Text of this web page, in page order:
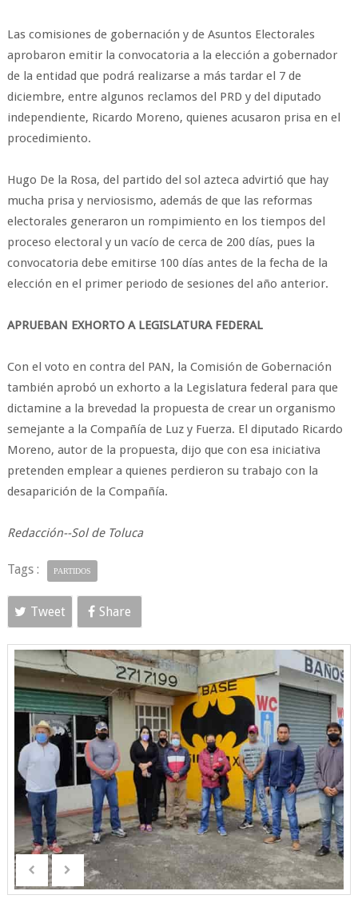
Las comisiones de gobernación y de Asuntos Electorales
aprobaron emitir la convocatoria a la elección a gobernador
de la entidad que podrá realizarse a más tardar el 7 de
diciembre, entre algunos reclamos del PRD y del diputado
independiente, Ricardo Moreno, quienes acusaron prisa en el
procedimiento.
Hugo De la Rosa, del partido del sol azteca advirtió que hay
mucha prisa y nerviosismo, además de que las reformas
electorales generaron un rompimiento en los tiempos del
proceso electoral y un vacío de cerca de 200 días, pues la
convocatoria debe emitirse 100 días antes de la fecha de la
elección en el primer periodo de sesiones del año anterior.
APRUEBAN EXHORTO A LEGISLATURA FEDERAL
Con el voto en contra del PAN, la Comisión de Gobernación
también aprobó un exhorto a la Legislatura federal para que
dictamine a la brevedad la propuesta de crear un organismo
semejante a la Compañía de Luz y Fuerza. El diputado Ricardo
Moreno, autor de la propuesta, dijo que con esa iniciativa
pretenden emplear a quienes perdieron su trabajo con la
desaparición de la Compañía.
Redacción--Sol de Toluca
Tags : PARTIDOS
Tweet Share